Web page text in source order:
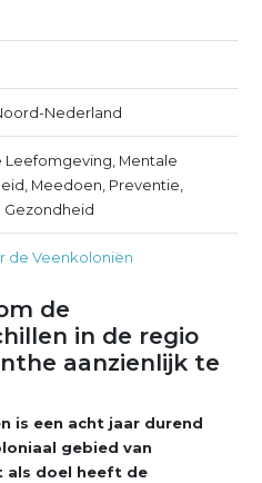
Nederland
Leefomgeving, Mentale
Meedoen, Preventie,
Gezondheid
de Veenkoloniën
de
in de regio
aanzienlijk te
is een acht jaar durend
gebied van
als doel heeft de